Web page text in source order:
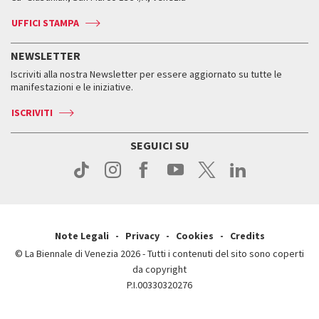
Press
Accrediti
Come raggiungerci
Accrediti
Come raggiungerci
Contatti
Press
Press
Edizioni passate
Orari e sedi
Biglietti
Servizi al pubblico
Come raggiungerci
Contatti
ASAC DATI
Storia
Orari e sedi
UFFICI STAMPA
NEWSLETTER
Iscriviti alla nostra Newsletter per essere aggiornato su tutte le
manifestazioni e le iniziative.
ISCRIVITI
SEGUICI SU
Note Legali Privacy Cookies
Credits
© La Biennale di Venezia 2026 - Tutti i contenuti del sito sono coperti
da copyright
P.I.00330320276